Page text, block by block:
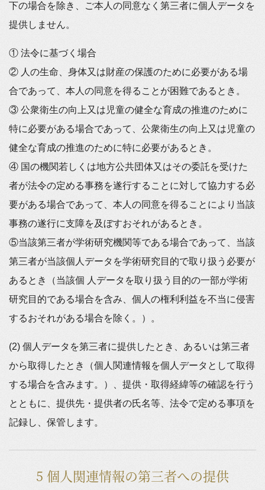
下の場合を除き、ご本人の同意なく第三者に個人データを
提供しません。
① 法令に基づく場合
② 人の生命、身体又は財産の保護のために必要がある場
合であって、本人の同意を得ることが困難であるとき。
③ 公衆衛生の向上又は児童の健全な育成の推進のために
特に必要がある場合であって、公衆衛生の向上又は児童の
健全な育成の推進のために特に必要があるとき。
④ 国の機関若しくは地方公共団体又はその委託を受けた
者が法令の定める事務を遂行することに対して協力する必
要がある場合であって、本人の同意を得ることにより当該
事務の遂行に支障を及ぼすおそれがあるとき。
⑤当該第三者が学術研究機関等である場合であって、当該
第三者が当該個人データを学術研究目的で取り扱う必要が
あるとき（当該個 人データを取り扱う目的の一部が学術
研究目的である場合を含み、個人の権利利益を不当に侵害
するおそれがある場合を除く。）。
(2) 個人データを第三者に提供したとき、あるいは第三者
から取得したとき（個人関連情報を個人データとして取得
する場合を含みます。）、提供・取得経緯等の確認を行う
とともに、提供先・提供者の氏名等、法令で定める事項を
記録し、保管します。
5 個人関連情報の第三者への提供